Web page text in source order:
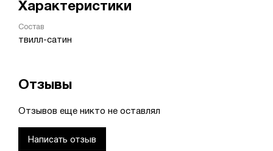
Характеристики
Состав
твилл-сатин
Отзывы
Отзывов еще никто не оставлял
Написать отзыв